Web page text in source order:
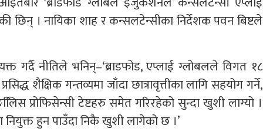
छिन् । नायिका शाह र कन्सलटेन्सीका निर्देशक पवन बिष्टले
गर्दै नीतिले भनिन्–‘ब्राडफोड, एप्लाई ग्लोबलले विगत १८
शैक्षिक गन्तव्यमा जाँदा छात्रावृत्तीका लागि सहयोग गर्ने,
प्रोफिसेन्सी टेष्टहरु समेत गरिरहेको सुन्दा खुशी लाग्यो ।
नियुक्त हुन पाउँदा निकै खुशी लागेको छ ।’